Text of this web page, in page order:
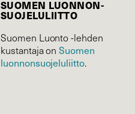
SUOMEN LUONNON­
SUOJELU­LIITTO
Suomen Luonto -lehden
kustantaja onSuomen
luonnonsuojelu­liitto.